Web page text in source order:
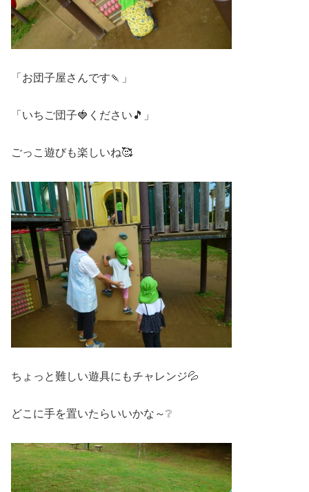
「お団子屋さんです🍡」
「いちご団子🍓ください🎵」
ごっこ遊びも楽しいね🥰
ちょっと難しい遊具にもチャレンジ💦
どこに手を置いたらいいかな～❔